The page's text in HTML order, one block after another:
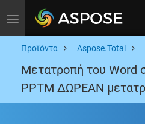
Toggle navigation
Προϊόντα Aspose.Total
Μετατροπή του Word
PPTM ΔΩΡΕΑΝ